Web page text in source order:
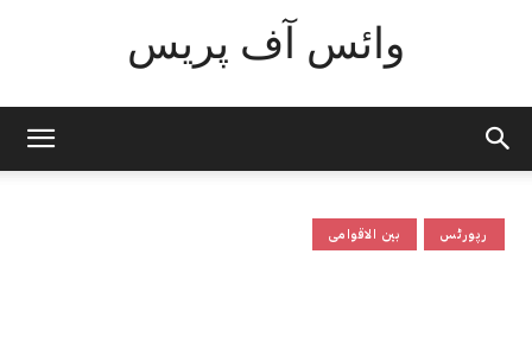
وائس آف پریس
بین الاقوامی رپورٹس